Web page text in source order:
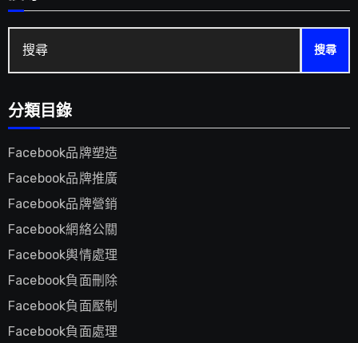
分類目錄
Facebook品牌塑造
Facebook品牌推廣
Facebook品牌營銷
Facebook網絡公關
Facebook輿情處理
Facebook負面刪除
Facebook負面壓制
Facebook負面處理